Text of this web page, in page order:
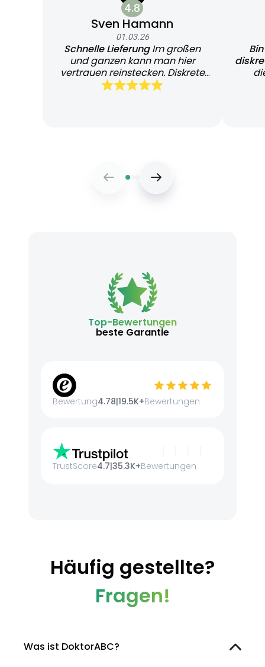
4.8
Sven Hamann
01.03.26
Schnelle LieferungIm großen
und ganzen kann man hier
vertrauen reinstecken. Diskrete
und schnelle Lieferung
Top-Bewertungen
beste Garantie
Bewertung4.78|19.5K+Bewertungen
TrustScore4.7|35.3K+Bewertungen
Häufig gestellte?
Fragen!
Was ist DoktorABC?